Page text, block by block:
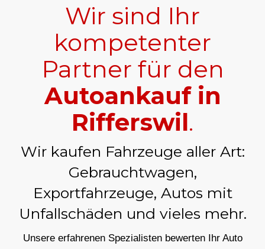
Wir sind Ihr
kompetenter
Partner für den
Autoankauf in
Rifferswil.
Wir kaufen Fahrzeuge aller Art:
Gebrauchtwagen,
Exportfahrzeuge, Autos mit
Unfallschäden und vieles mehr.
Unsere erfahrenen Spezialisten bewerten Ihr Auto